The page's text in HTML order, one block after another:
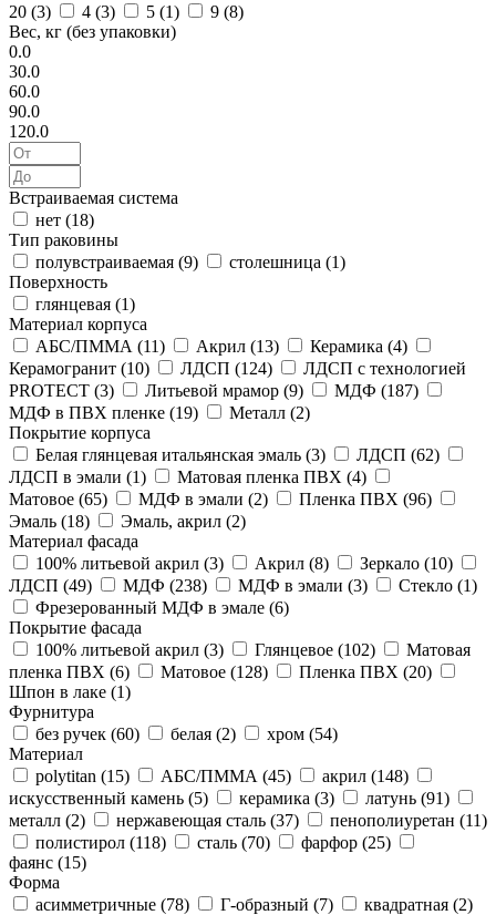
20 (3) 4 (3) 5 (1) 9 (8)
Вес, кг (без упаковки)
0.0
30.0
60.0
90.0
120.0
Встраиваемая система
нет (18)
Тип раковины
полувстраиваемая (9) столешница (1)
Поверхность
глянцевая (1)
Материал корпуса
АБС/ПММА (11) Акрил (13) Керамика (4)
Керамогранит (10) ЛДСП (124)
ЛДСП с технологией
PROTECT (3) Литьевой мрамор (9) МДФ (187)
МДФ в ПВХ пленке (19) Металл (2)
Покрытие корпуса
Белая глянцевая итальянская эмаль (3) ЛДСП (62)
ЛДСП в эмали (1) Матовая пленка ПВХ (4)
Матовое (65) МДФ в эмали (2) Пленка ПВХ (96)
Эмаль (18) Эмаль, акрил (2)
Материал фасада
100% литьевой акрил (3) Акрил (8) Зеркало (10)
ЛДСП (49) МДФ (238) МДФ в эмали (3) Стекло (1)
Фрезерованный МДФ в эмале (6)
Покрытие фасада
100% литьевой акрил (3) Глянцевое (102)
Матовая
пленка ПВХ (6) Матовое (128) Пленка ПВХ (20)
Шпон в лаке (1)
Фурнитура
без ручек (60) белая (2) хром (54)
Материал
polytitan (15) АБС/ПММА (45) акрил (148)
искусственный камень (5) керамика (3) латунь (91)
металл (2) нержавеющая сталь (37) пенополиуретан (11)
полистирол (118) сталь (70) фарфор (25)
фаянс (15)
Форма
асимметричные (78) Г-образный (7) квадратная (2)